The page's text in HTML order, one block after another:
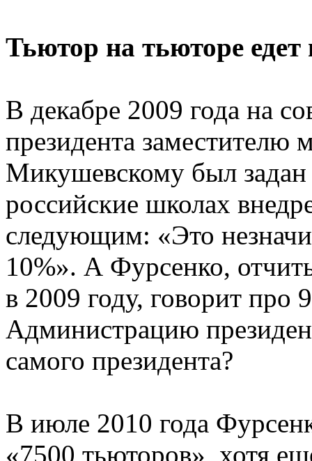
Тьютор на тьюторе
В декабре 2009 года на
президента заместителю
Микушевскому был задан
российские школах
следующим: «Это
10%». А Фурсенко,
в 2009 году, говорит про
Администрацию
самого президента?
В июле 2010 года
«7500 тьюторов», хотя